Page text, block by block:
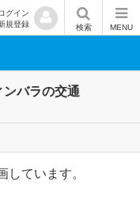
ログイン
規登録
検索 MENU
バラの交通
しています。